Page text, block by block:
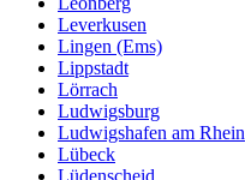
Leverkusen
Lingen (Ems)
Lippstadt
Lörrach
Ludwigsburg
Ludwigshafen am Rhein
Lübeck
Lüdenscheid